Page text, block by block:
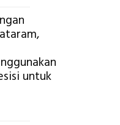
untuk